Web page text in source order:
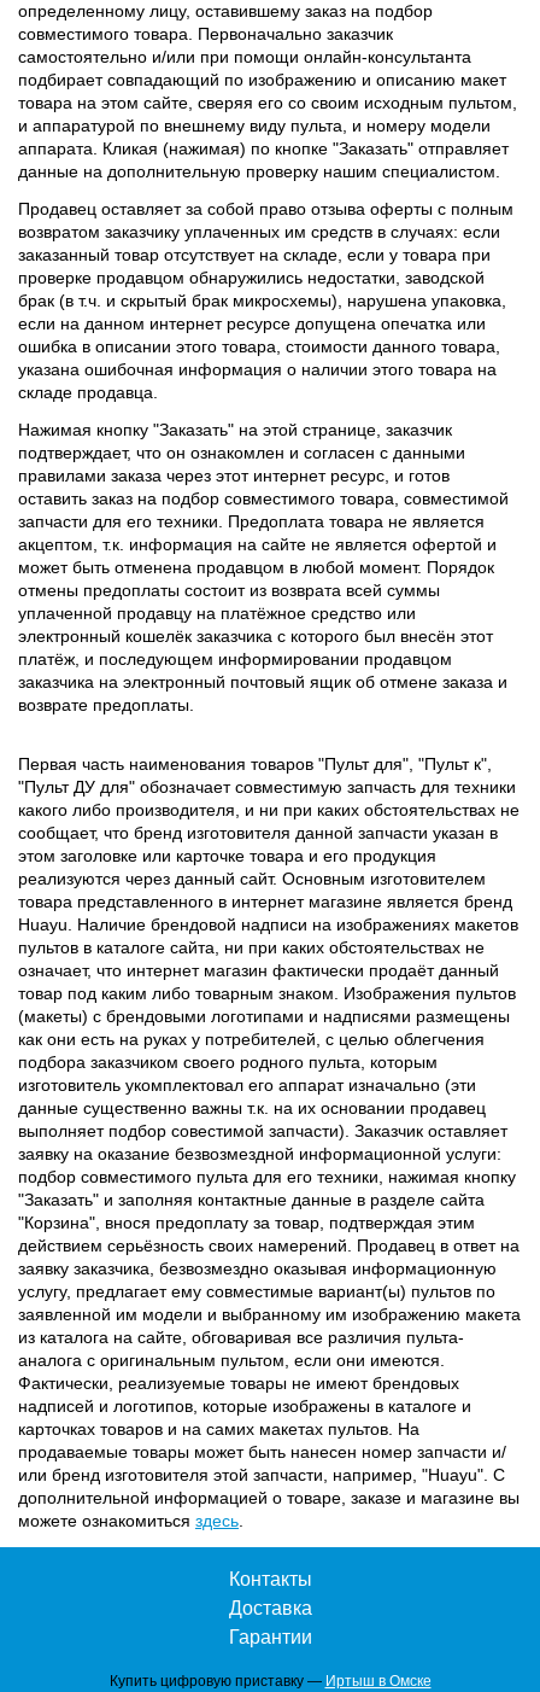
определенному лицу, оставившему заказ на подбор
совместимого товара. Первоначально заказчик
самостоятельно и/или при помощи онлайн-консультанта
подбирает совпадающий по изображению и описанию макет
товара на этом сайте, сверяя его со своим исходным пультом,
и аппаратурой по внешнему виду пульта, и номеру модели
аппарата. Кликая (нажимая) по кнопке "Заказать" отправляет
данные на дополнительную проверку нашим специалистом.
Продавец оставляет за собой право отзыва оферты с полным
возвратом заказчику уплаченных им средств в случаях: если
заказанный товар отсутствует на складе, если у товара при
проверке продавцом обнаружились недостатки, заводской
брак (в т.ч. и скрытый брак микросхемы), нарушена упаковка,
если на данном интернет ресурсе допущена опечатка или
ошибка в описании этого товара, стоимости данного товара,
указана ошибочная информация о наличии этого товара на
складе продавца.
Нажимая кнопку "Заказать" на этой странице, заказчик
подтверждает, что он ознакомлен и согласен с данными
правилами заказа через этот интернет ресурс, и готов
оставить заказ на подбор совместимого товара, совместимой
запчасти для его техники. Предоплата товара не является
акцептом, т.к. информация на сайте не является офертой и
может быть отменена продавцом в любой момент. Порядок
отмены предоплаты состоит из возврата всей суммы
уплаченной продавцу на платёжное средство или
электронный кошелёк заказчика с которого был внесён этот
платёж, и последующем информировании продавцом
заказчика на электронный почтовый ящик об отмене заказа и
возврате предоплаты.
Первая часть наименования товаров "Пульт для", "Пульт к",
"Пульт ДУ для" обозначает совместимую запчасть для техники
какого либо производителя, и ни при каких обстоятельствах не
сообщает, что бренд изготовителя данной запчасти указан в
этом заголовке или карточке товара и его продукция
реализуются через данный сайт. Основным изготовителем
товара представленного в интернет магазине является бренд
Huayu. Наличие брендовой надписи на изображениях макетов
пультов в каталоге сайта, ни при каких обстоятельствах не
означает, что интернет магазин фактически продаёт данный
товар под каким либо товарным знаком. Изображения пультов
(макеты) с брендовыми логотипами и надписями размещены
как они есть на руках у потребителей, с целью облегчения
подбора заказчиком своего родного пульта, которым
изготовитель укомплектовал его аппарат изначально (эти
данные существенно важны т.к. на их основании продавец
выполняет подбор совестимой запчасти). Заказчик оставляет
заявку на оказание безвозмездной информационной услуги:
подбор совместимого пульта для его техники, нажимая кнопку
"Заказать" и заполняя контактные данные в разделе сайта
"Корзина", внося предоплату за товар, подтверждая этим
действием серьёзность своих намерений. Продавец в ответ на
заявку заказчика, безвозмездно оказывая информационную
услугу, предлагает ему совместимые вариант(ы) пультов по
заявленной им модели и выбранному им изображению макета
из каталога на сайте, обговаривая все различия пульта-
аналога с оригинальным пультом, если они имеются.
Фактически, реализуемые товары не имеют брендовых
надписей и логотипов, которые изображены в каталоге и
карточках товаров и на самих макетах пультов. На
продаваемые товары может быть нанесен номер запчасти и/
или бренд изготовителя этой запчасти, например, "Huayu". С
дополнительной информацией о товаре, заказе и магазине вы
можете ознакомиться здесь.
Контакты
Доставка
Гарантии
Купить цифровую приставку — Иртыш в Омске